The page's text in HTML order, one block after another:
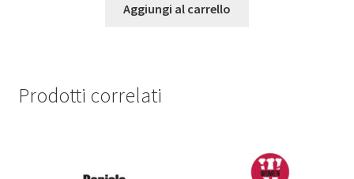
Aggiungi al carrello
Prodotti correlati